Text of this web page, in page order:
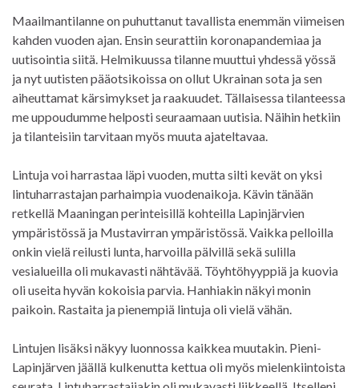
Maailmantilanne on puhuttanut tavallista enemmän viimeisen
kahden vuoden ajan. Ensin seurattiin koronapandemiaa ja
uutisointia siitä. Helmikuussa tilanne muuttui yhdessä yössä
ja nyt uutisten pääotsikoissa on ollut Ukrainan sota ja sen
aiheuttamat kärsimykset ja raakuudet. Tällaisessa tilanteessa
me uppoudumme helposti seuraamaan uutisia. Näihin hetkiin
ja tilanteisiin tarvitaan myös muuta ajateltavaa.
Lintuja voi harrastaa läpi vuoden, mutta silti kevät on yksi
lintuharrastajan parhaimpia vuodenaikoja. Kävin tänään
retkellä Maaningan perinteisillä kohteilla Lapinjärvien
ympäristössä ja Mustavirran ympäristössä. Vaikka pelloilla
onkin vielä reilusti lunta, harvoilla pälvillä sekä sulilla
vesialueilla oli mukavasti nähtävää. Töyhtöhyyppiä ja kuovia
oli useita hyvän kokoisia parvia. Hanhiakin näkyi monin
paikoin. Rastaita ja pienempiä lintuja oli vielä vähän.
Lintujen lisäksi näkyy luonnossa kaikkea muutakin. Pieni-
Lapinjärven jäällä kulkenutta kettua oli myös mielenkiintoista